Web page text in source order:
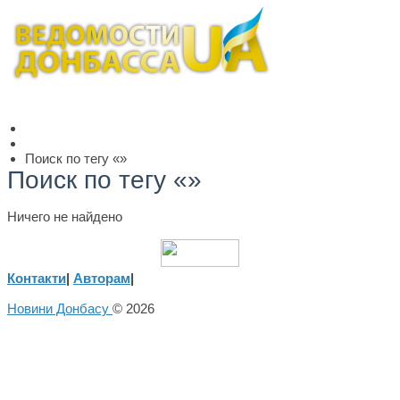
Поиск по тегу «»
Поиск по тегу «»
Ничего не найдено
Контакти| Авторам|
Новини Донбасу © 2026